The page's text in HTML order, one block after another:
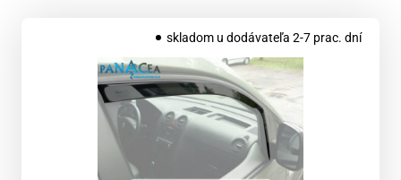
skladom u dodávateľa 2-7 prac. dní